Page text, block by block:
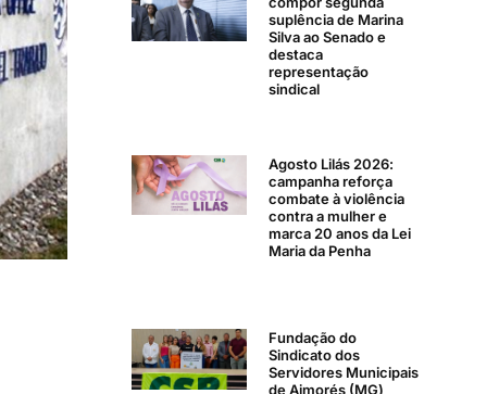
suplência de Marina
Silva ao Senado e
destaca
representação
sindical
Agosto Lilás 2026:
campanha reforça
combate à violência
contra a mulher e
marca 20 anos da Lei
Maria da Penha
Fundação do
Sindicato dos
Servidores Municipais
de Aimorés (MG)